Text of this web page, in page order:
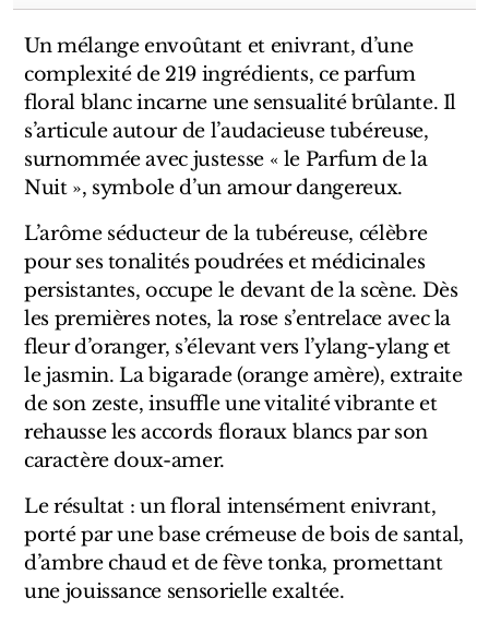
Un mélange envoûtant et enivrant, d’une
complexité de 219 ingrédients, ce parfum
floral blanc incarne une sensualité brûlante. Il
s’articule autour de l’audacieuse tubéreuse,
surnommée avec justesse « le Parfum de la
Nuit », symbole d’un amour dangereux.
L’arôme séducteur de la tubéreuse, célèbre
pour ses tonalités poudrées et médicinales
persistantes, occupe le devant de la scène. Dès
les premières notes, la rose s’entrelace avec la
fleur d’oranger, s’élevant vers l’ylang-ylang et
le jasmin. La bigarade (orange amère), extraite
de son zeste, insuffle une vitalité vibrante et
rehausse les accords floraux blancs par son
caractère doux-amer.
Le résultat : un floral intensément enivrant,
porté par une base crémeuse de bois de santal,
d’ambre chaud et de fève tonka, promettant
une jouissance sensorielle exaltée.
Perris Monte-carlo
Robert Piguet
Sensatio
Trudon
Marques Italiennes
Eau D'Italie
Santa Maria Novella
Profumum Roma
Marques Suisses
Créateur Olfactif Genève
Pernoire
Sam William